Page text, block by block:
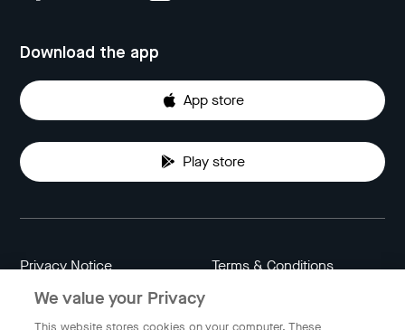
Download the app
App store
Play store
Privacy Notice Terms & Conditions
Data Attribution
We value your Privacy
This website stores cookies on your computer. These